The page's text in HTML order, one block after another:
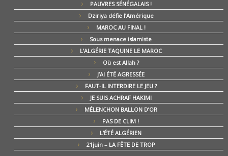
PAUVRES SÉNÉGALAIS !
Dziriya défie l’Amérique
MAROC AU FINAL !
Sous menace islamiste
L’ALGÉRIE TAQUINE LE MAROC
Où est Allah ?
J’AI ÉTÉ AGRESSÉE
FAUT-IL INTERDIRE LE JEU ?
JE SUIS ACHRAF HAKIMI
MÉLENCHON BALLON D’OR
PAS DE CLIM !
L’ÉTÉ ALGÉRIEN
21juin – LA FÊTE DE TROP